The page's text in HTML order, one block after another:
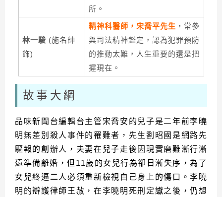
所。
林一駿 (施名帥
飾)
精神科醫師，宋喬平先生 ，常參
與司法精神鑑定，認為犯罪預防
的推動太難，人生重要的還是把
握現在。
故事大綱
品味新聞台編輯台主管宋喬安的兒子是二年前李曉
明無差別殺人事件的罹難者，先生劉昭國是網路先
驅報的創辦人，夫妻在兒子走後因現實磨難漸行漸
遠準備離婚，但 11歲的女兒行為卻日漸失序，為了
女兒終逼二人必須重新檢視自己身上的傷口。李曉
明的辯護律師王赦，在李曉明死刑定讞之後，仍想